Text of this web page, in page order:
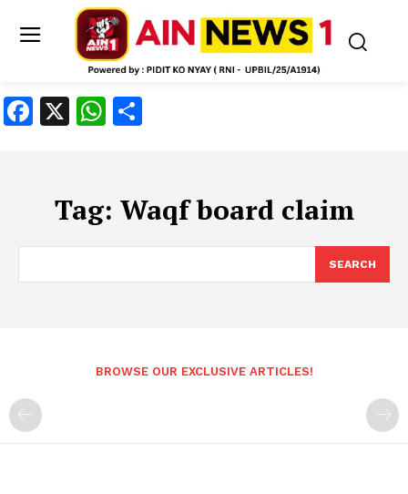
Facebook
X WhatsApp
Tag: Waqf board claim
SEARCH
BROWSE OUR EXCLUSIVE ARTICLES!